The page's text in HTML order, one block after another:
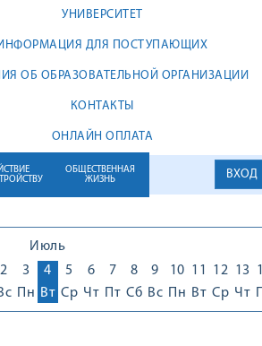
УНИВЕРСИТЕТ
ДЛЯ ПОСТУПАЮЩИХ
ОБ ОБРАЗОВАТЕЛЬНОЙ ОРГАНИЗАЦИИ
КОНТАКТЫ
ОНЛАЙН ОПЛАТА
ВХОД
ОБЩЕСТВЕННАЯ
ЖИЗНЬ
Июль
2
3
Пн
4
Вт
5
Ср
6
Чт
7
Пт
8
Сб
9
Вс
10
Пн
11
Вт
12
Ср
13
Чт